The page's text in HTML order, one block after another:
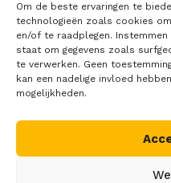
Om de beste ervaringen te
technologieën zoals cookies
en/of te raadplegen.
staat om gegevens zoals
te verwerken. Geen
kan een nadelige invloed
mogelijkheden.